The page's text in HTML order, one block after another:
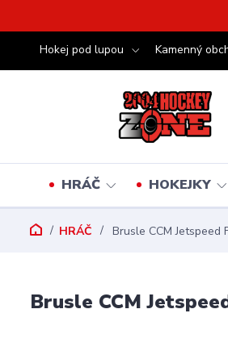
Hokej pod lupou Kamenný
HRÁČ HOKEJKY
HRÁČ Brusle CCM Jetspeed
Brusle CCM